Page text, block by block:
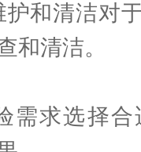
清洁对于
和清洁。
求选择合